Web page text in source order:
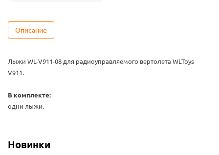
Описание
Лыжи WL-V911-08 для радиоуправляемого вертолета WLToys
V911.
В комплекте:
одни лыжи.
Новинки